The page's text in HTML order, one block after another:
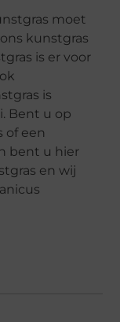
moet
kunstgras
is er voor
is
Bent u op
of een
bent u hier
en wij